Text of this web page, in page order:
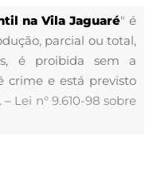
na Vila Jaguaré" é
parcial ou total,
é proibida sem a
crime e está previsto
– Lei n° 9.610-98 sobre